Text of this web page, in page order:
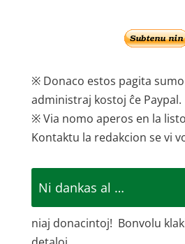
※ Donaco estos pagita
administraj kostoj ĉe Paypal.
※ Via nomo aperos en la
Kontaktu la redakcion se vi
Ni dankas al …
niaj donacintoj! Bonvolu